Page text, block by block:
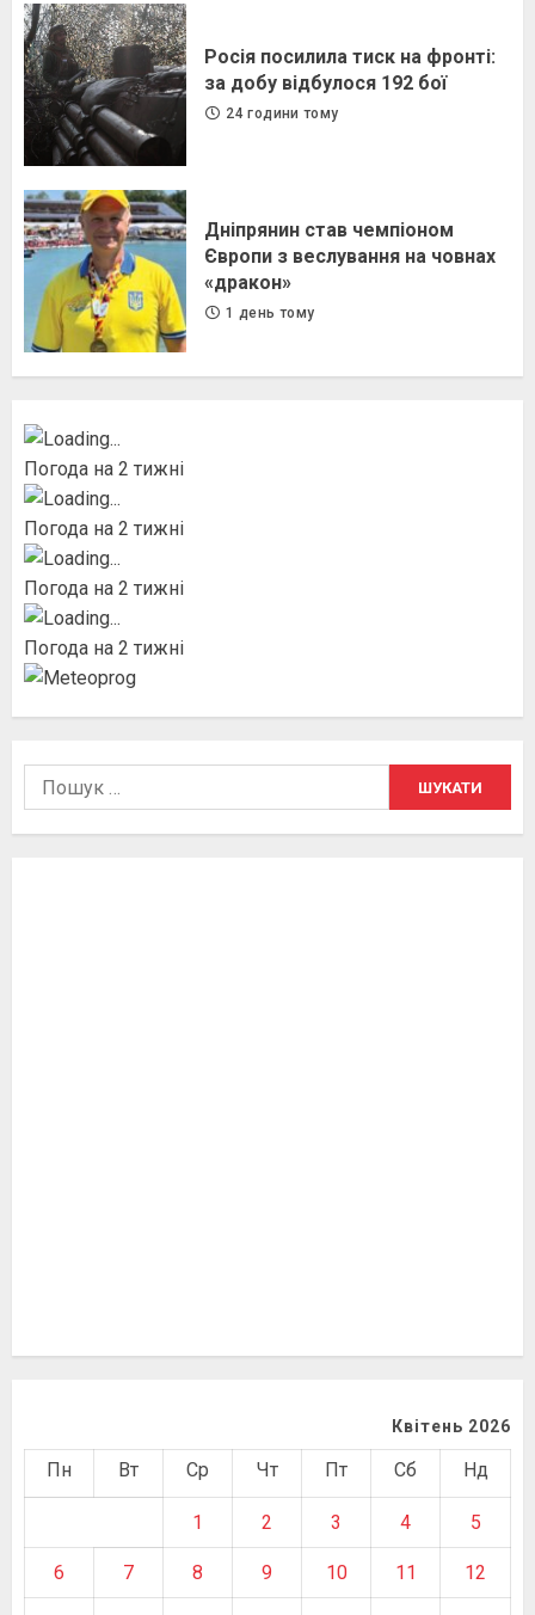
Росія посилила тиск на фронті:
за добу відбулося 192 бої
24 години тому
Дніпрянин став чемпіоном
Європи з веслування на човнах
«дракон»
1 день тому
Погода на 2 тижні
Погода на 2 тижні
Погода на 2 тижні
Погода на 2 тижні
Пошук:
Квітень 2026
Пн Вт Ср Чт Пт Сб Нд
1 2 3 4 5
6 7 8 9 10 11 12